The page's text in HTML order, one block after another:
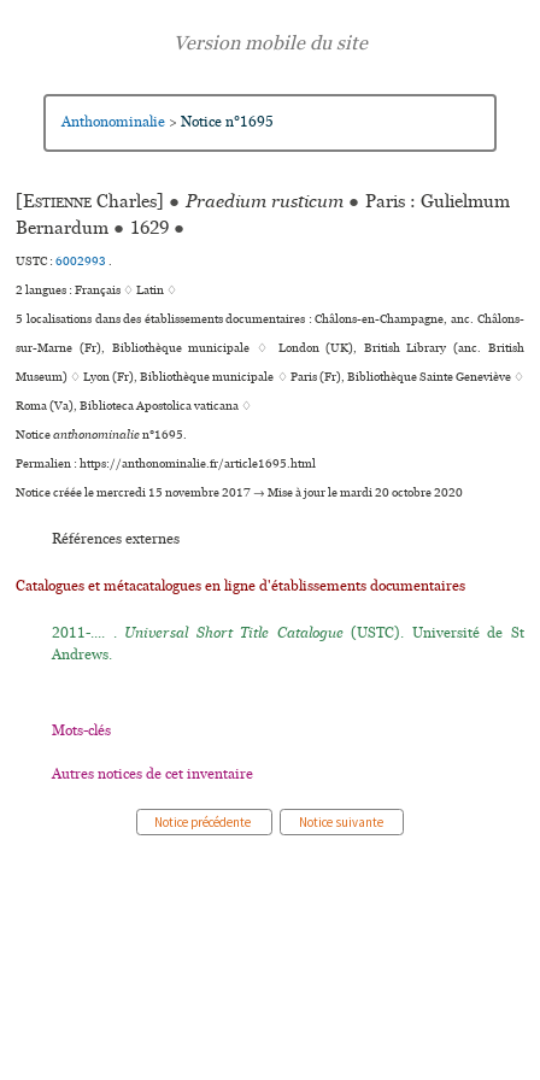
Anthonominalie > Notice n°1695
[Estienne Charles] ● Praedium rusticum ● Paris : Gulielmum
Bernardum ● 1629 ●
USTC :6002993.
2 langues :Français ♢Latin ♢
5 localisations dans des établissements documentaires : Châlons-en-Champagne, anc. Châlons-
sur-Marne (Fr), Bibliothèque muni­ci­pale ♢ London (UK), British Library (anc. British
Museum) ♢ Lyon (Fr), Bibliothèque muni­ci­pale ♢ Paris (Fr), Bibliothèque Sainte Geneviève ♢
Roma (Va), Biblioteca Apostolica vaticana ♢
Noticeanthonominalien°1695.
Permalien : https://anthonominalie.fr/article1695.html
Notice créée le mercredi 15 novembre 2017 → Mise à jour le mardi 20 octobre 2020
Références externes
Catalogues et métacatalogues en ligne d'établissements documentaires
2011-.... . Universal Short Title Catalogue(USTC). Université de St
Andrews.
Mots-clés
Autres notices de cet inventaire
Notice précédente Notice suivante